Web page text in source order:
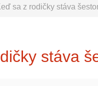
sa z rodičky stáva
stáva